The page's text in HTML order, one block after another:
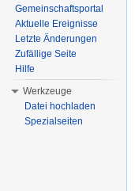
Gemeinschaftsportal
Aktuelle Ereignisse
Letzte Änderungen
Zufällige Seite
Hilfe
Werkzeuge
Datei hochladen
Spezialseiten